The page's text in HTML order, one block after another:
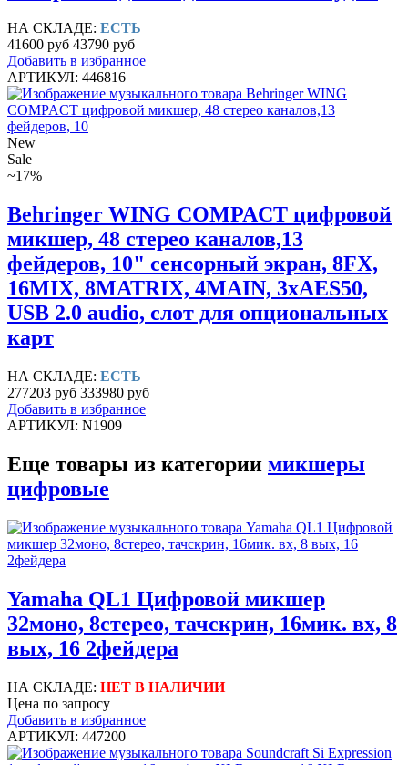
НА СКЛАДЕ: ЕСТЬ
41600 руб 43790 руб
Добавить в избранное
АРТИКУЛ: 446816
New
Sale
~17%
Behringer WING COMPACT цифровой
микшер, 48 стерео каналов,13
фейдеров, 10" сенсорный экран, 8FX,
16MIX, 8MATRIX, 4MAIN, 3хAES50,
USB 2.0 audio, слот для опциональных
карт
НА СКЛАДЕ: ЕСТЬ
277203 руб 333980 руб
Добавить в избранное
АРТИКУЛ: N1909
Еще товары из категории микшеры
цифровые
Yamaha QL1 Цифровой микшер
32моно, 8стерео, тачскрин, 16мик. вх, 8
вых, 16 2фейдера
НА СКЛАДЕ: НЕТ В НАЛИЧИИ
Цена по запросу
Добавить в избранное
АРТИКУЛ: 447200